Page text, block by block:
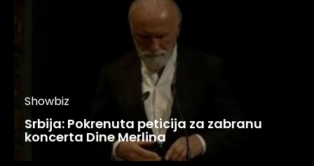
Showbiz
Srbija: Pokrenuta peticija za zabranu
koncerta Dine Merlina